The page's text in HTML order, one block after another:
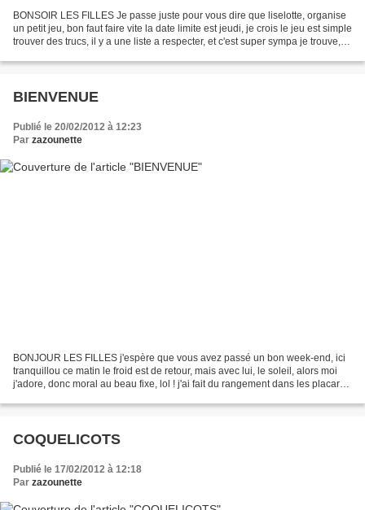
BONSOIR LES FILLES Je passe juste pour vous dire que liselotte, organise
un petit jeu, bon faut faire vite la date limite est jeudi, je crois le jeu est simple
trouver des trucs, il y a une liste a respecter, et c'est super sympa je trouve, je
BIENVENUE
Publié le 20/02/2012 à 12:23
Par zazounette
BONJOUR LES FILLES j'espère que vous avez passé un bon week-end, ici
tranquillou ce matin le froid est de retour, mais avec lui, le soleil, alors moi
j'adore, donc moral au beau fixe, lol ! j'ai fait du rangement dans les placards
COQUELICOTS
Publié le 17/02/2012 à 12:18
Par zazounette